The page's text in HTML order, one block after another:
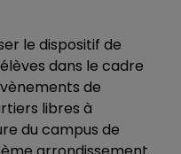
le dispositif de
dans le cadre
de
libres à
du campus de